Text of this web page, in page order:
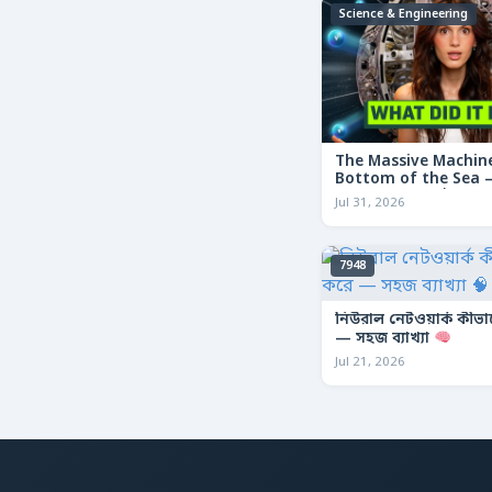
Science & Engineering
The Massive
Bottom of the Sea —
তলদেশে লুকানো
Jul 31, 2026
7948
নিউরাল নেটওয়ার্ক
— সহজ ব্যাখ্যা
Jul 21, 2026